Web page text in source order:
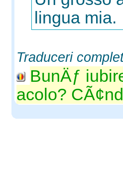
lingua mia.
Traduceri
BunÄƒ
acolo?